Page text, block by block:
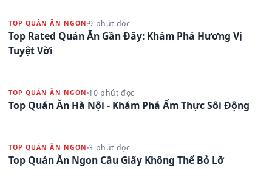
TOP QUÁN ĂN NGON 9 phút đọc
Top Rated Quán Ăn Gần Đây: Khám Phá Hương Vị
Tuyệt Vời
TOP QUÁN ĂN NGON 10 phút đọc
Top Quán Ăn Hà Nội - Khám Phá Ẩm Thực Sôi Động
TOP QUÁN ĂN NGON 3 phút đọc
Top Quán Ăn Ngon Cầu Giấy Không Thể Bỏ Lỡ